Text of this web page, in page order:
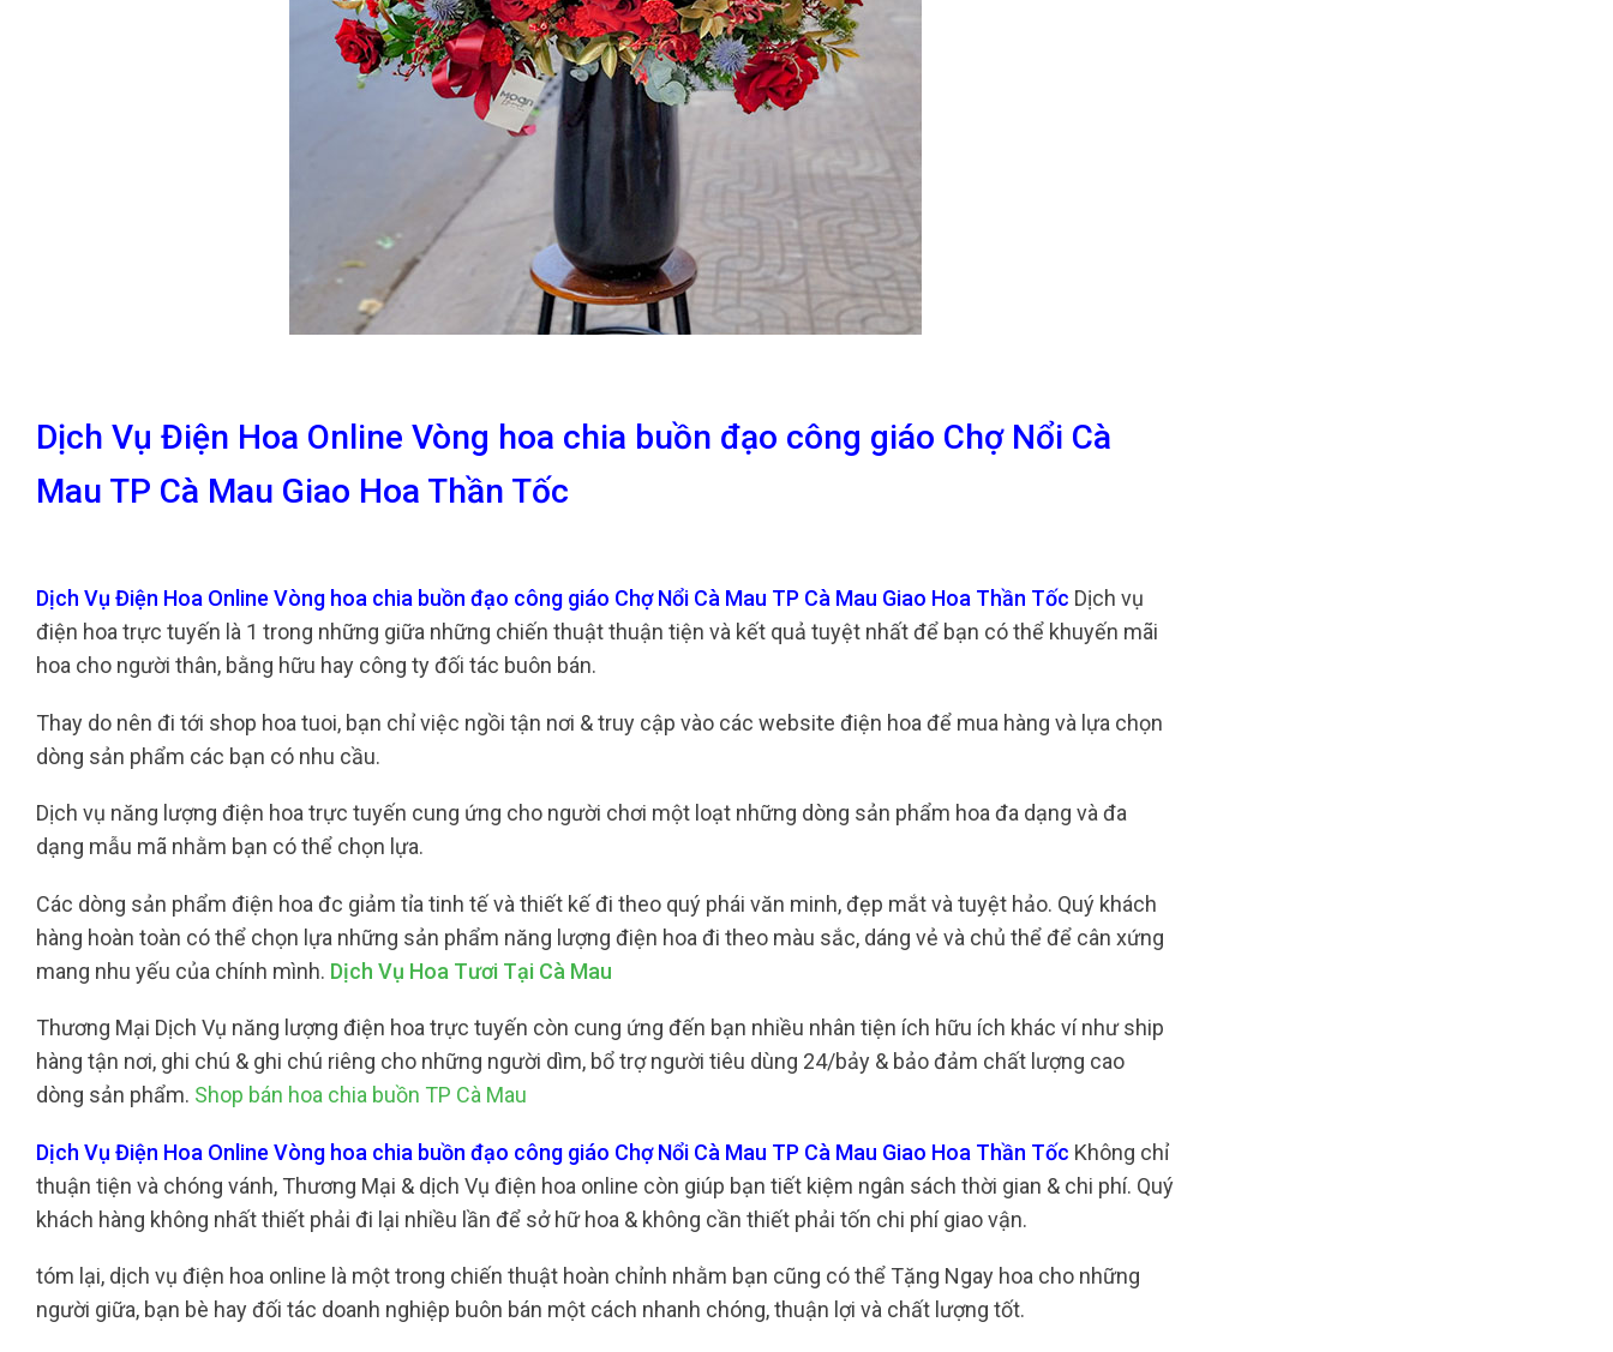
Dịch Vụ Điện Hoa Online Vòng hoa chia buồn đạo công giáo Chợ Nổi Cà
Mau TP Cà Mau Giao Hoa Thần Tốc
Dịch Vụ Điện Hoa Online Vòng hoa chia buồn đạo công giáo Chợ Nổi Cà Mau TP Cà Mau Giao Hoa Thần Tốc Dịch vụ
điện hoa trực tuyến là 1 trong những giữa những chiến thuật thuận tiện và kết quả tuyệt nhất để bạn có thể khuyến mãi
hoa cho người thân, bằng hữu hay công ty đối tác buôn bán.
Thay do nên đi tới shop hoa tuoi, bạn chỉ việc ngồi tận nơi & truy cập vào các website điện hoa để mua hàng và lựa chọn
dòng sản phẩm các bạn có nhu cầu.
Dịch vụ năng lượng điện hoa trực tuyến cung ứng cho người chơi một loạt những dòng sản phẩm hoa đa dạng và đa
dạng mẫu mã nhằm bạn có thể chọn lựa.
Các dòng sản phẩm điện hoa đc giảm tỉa tinh tế và thiết kế đi theo quý phái văn minh, đẹp mắt và tuyệt hảo. Quý khách
hàng hoàn toàn có thể chọn lựa những sản phẩm năng lượng điện hoa đi theo màu sắc, dáng vẻ và chủ thể để cân xứng
mang nhu yếu của chính mình. Dịch Vụ Hoa Tươi Tại Cà Mau
Thương Mại Dịch Vụ năng lượng điện hoa trực tuyến còn cung ứng đến bạn nhiều nhân tiện ích hữu ích khác ví như ship
hàng tận nơi, ghi chú & ghi chú riêng cho những người dìm, bổ trợ người tiêu dùng 24/bảy & bảo đảm chất lượng cao
dòng sản phẩm. Shop bán hoa chia buồn TP Cà Mau
Dịch Vụ Điện Hoa Online Vòng hoa chia buồn đạo công giáo Chợ Nổi Cà Mau TP Cà Mau Giao Hoa Thần Tốc Không chỉ
thuận tiện và chóng vánh, Thương Mại & dịch Vụ điện hoa online còn giúp bạn tiết kiệm ngân sách thời gian & chi phí. Quý
khách hàng không nhất thiết phải đi lại nhiều lần để sở hữ hoa & không cần thiết phải tốn chi phí giao vận.
tóm lại, dịch vụ điện hoa online là một trong chiến thuật hoàn chỉnh nhằm bạn cũng có thể Tặng Ngay hoa cho những
người giữa, bạn bè hay đối tác doanh nghiệp buôn bán một cách nhanh chóng, thuận lợi và chất lượng tốt.